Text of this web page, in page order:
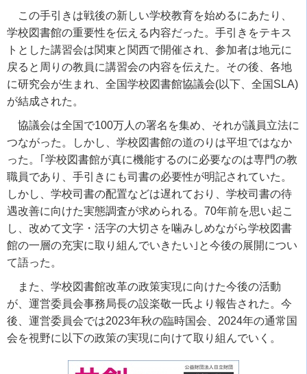
この手引きは戦後の新しい学校教育を始めるにあたり、
学校図書館の重要性を伝える内容だった。手引きをテキス
トとした講習会は関東と関西で開催され、参加者は地元に
戻ると周りの教員に講習会の内容を伝えた。その後、各地
に研究会が生まれ、全国学校図書館協議会(以下、全国 SLA)
が結成された。
協議会は全国で100万人の署名を集め、それが議員立法に
つながった。しかし、学校図書館の道のりは平坦ではなか
った。｢学校図書館が真に機能するのに必要なのは専門の教
職員であり、手引きにも司書の必要性が明記されていた。
しかし、学校司書の配置などは遅れており、学校司書の待
遇改善に向けた実態調査が求められる。 70年前を思い起こ
し、改めて文字・活字の大切さを噛みしめながら学校図書
館の一層の充実に取り組んでいきたい｣と今後の展開につい
て語った。
また、学校図書館改革の政策実現に向けた今後の活動
が、運営委員会事務局長の設楽敬一氏より報告された。今
後、運営委員会では2023年秋の臨時国会、 2024年の通常国
会を視野に以下の政策の実現に向けて取り組んでいく。